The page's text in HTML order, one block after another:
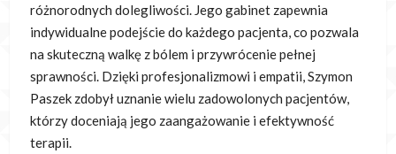
różnorodnych dolegliwości. Jego gabinet zapewnia
indywidualne podejście do każdego pacjenta, co pozwala
na skuteczną walkę z bólem i przywrócenie pełnej
sprawności. Dzięki profesjonalizmowi i empatii, Szymon
Paszek zdobył uznanie wielu zadowolonych pacjentów,
którzy doceniają jego zaangażowanie i efektywność
terapii.